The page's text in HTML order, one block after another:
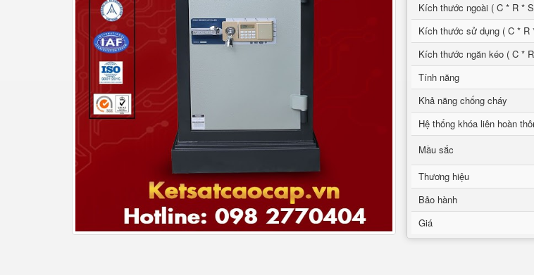
Kích thước ngoài ( C * R *
Kích thước sử dụng ( C * R
Kích thước ngăn kéo ( C *
Tính năng
Khả năng chống cháy
Hệ thống khóa liên hoàn
Mầu sắc
Thương hiệu
Bảo hành
Giá